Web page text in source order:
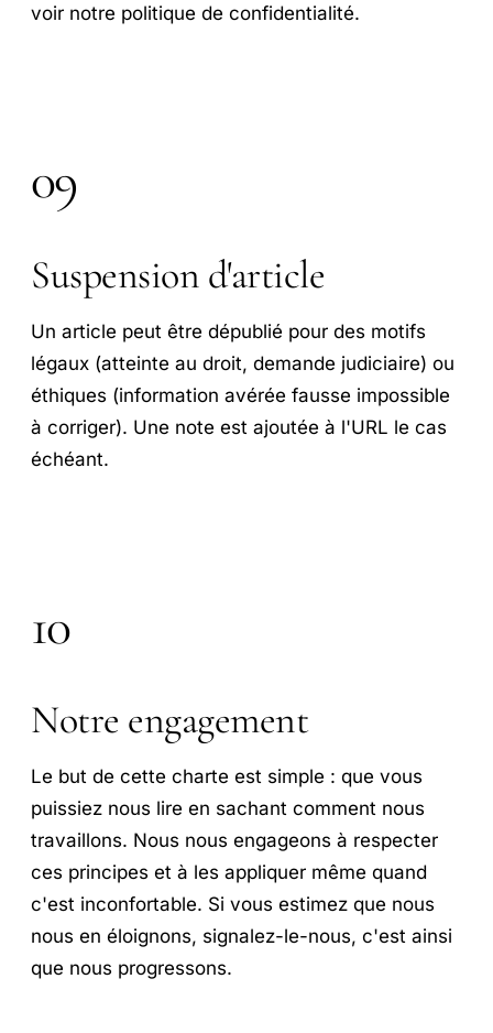
voir notre politique de confidentialité.
09
Suspension d'article
Un article peut être dépublié pour des motifs
légaux (atteinte au droit, demande judiciaire) ou
éthiques (information avérée fausse impossible
à corriger). Une note est ajoutée à l'URL le cas
échéant.
10
Notre engagement
Le but de cette charte est simple : que vous
puissiez nous lire en sachant comment nous
travaillons. Nous nous engageons à respecter
ces principes et à les appliquer même quand
c'est inconfortable. Si vous estimez que nous
nous en éloignons, signalez-le-nous, c'est ainsi
que nous progressons.